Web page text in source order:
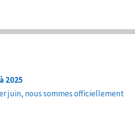
2025
juin, nous sommes officiellement